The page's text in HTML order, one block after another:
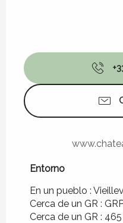
Entorno
Entorno
En un pueblo :
Cerca de un GR :
Cerca de un GR : 465